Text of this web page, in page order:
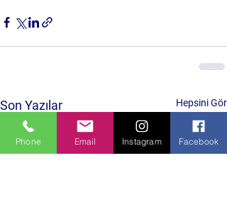
Son Yazılar Hepsini Gör
Phone Email Instagram Facebook